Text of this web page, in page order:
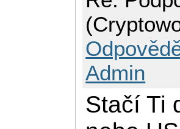
Admin
Stačí Ti